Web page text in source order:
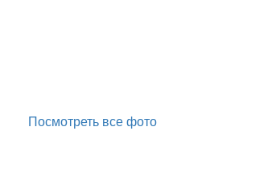
Посмотреть все фото